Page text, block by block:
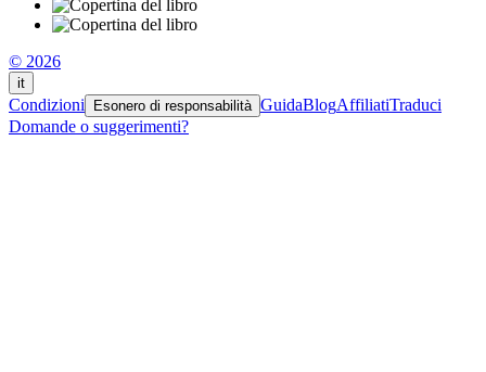
© 2026
it
Condizioni Esonero di responsabilità GuidaBlogAffiliatiTraduci
Domande o suggerimenti?